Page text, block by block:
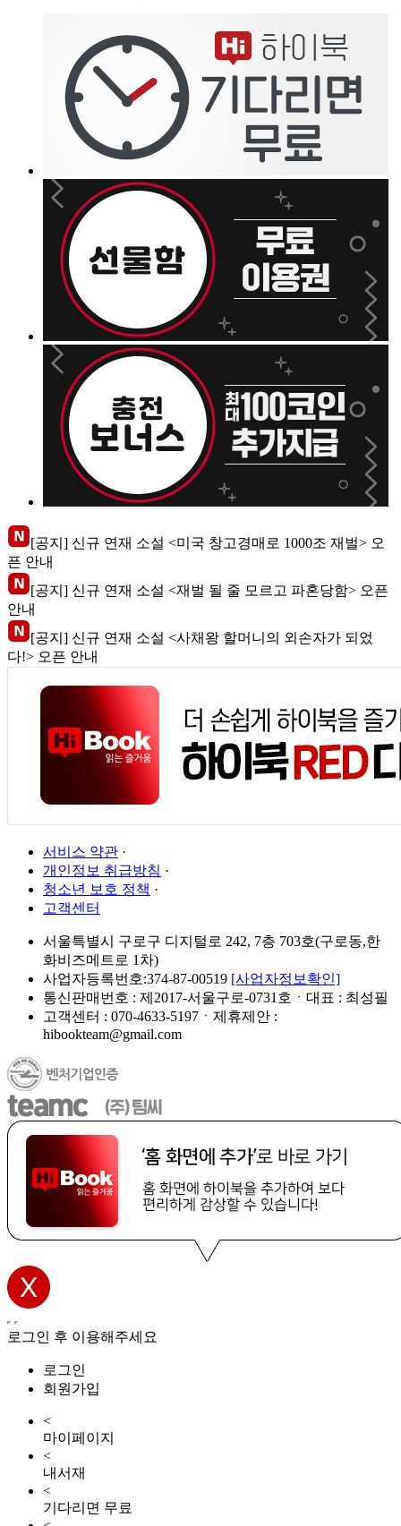
[공지] 신규 연재 소설 <미국 창고경매로 1000조 재벌> 오
픈 안내
[공지] 신규 연재 소설 <재벌 될 줄 모르고 파혼당함> 오픈
안내
[공지] 신규 연재 소설 <사채왕 할머니의 외손자가 되었
다!> 오픈 안내
서비스 약관 ·
개인정보 취급방침 ·
청소년 보호 정책 ·
고객센터
서울특별시 구로구 디지털로 242, 7층 703호(구로동,한
화비즈메트로 1차)
사업자등록번호:374-87-00519 [사업자정보확인]
통신판매번호 : 제2017-서울구로-0731호ㆍ대표 : 최성필
고객센터 : 070-4633-5197ㆍ제휴제안 :
hibookteam@gmail.com
로그인 후 이용해주세요
로그인
회원가입
<
마이페이지
<
내서재
<
기다리면 무료